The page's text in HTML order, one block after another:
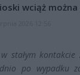
wciąż można
w stałym
po wypadku